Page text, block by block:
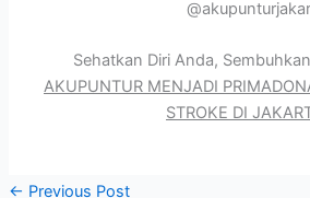
Sehatkan Diri Anda,
AKUPUNTUR MENJADI
STROKE DI
← Previous Post